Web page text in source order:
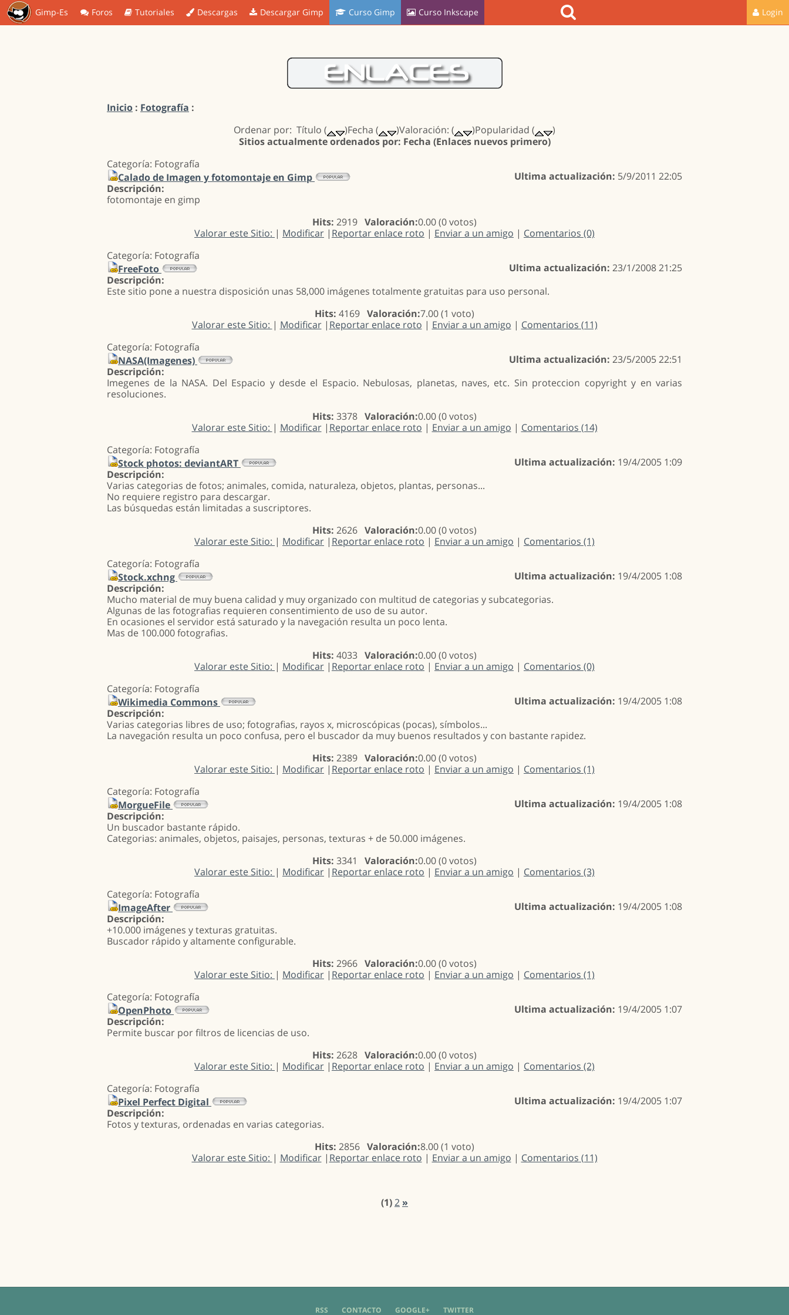
Gimp-Es Foros Tutoriales Descargas Descargar Gimp Curso Gimp Curso Inkscape Login
Inicio : Fotografía :
Ordenar por: Título (
)Fecha ( )Valoración: ( )Popularidad (
)
Sitios actualmente ordenados por: Fecha (Enlaces nuevos primero)
Categoría: Fotografía
Calado de Imagen y fotomontaje en Gimp
Ultima actualización: 5/9/2011 22:05
Descripción:
fotomontaje en gimp
Hits: 2919 Valoración:0.00 (0 votos)
Valorar este Sitio: | Modificar | Reportar enlace roto | Enviar a un amigo | Comentarios (0)
Categoría: Fotografía
FreeFoto
Ultima actualización: 23/1/2008 21:25
Descripción:
Este sitio pone a nuestra disposición unas 58,000 imágenes totalmente gratuitas para uso personal.
Hits: 4169 Valoración:7.00 (1 voto)
Valorar este Sitio: | Modificar| Reportar enlace roto | Enviar a un amigo | Comentarios (11)
Categoría: Fotografía
NASA(Imagenes)
Ultima actualización: 23/5/2005 22:51
Descripción:
Imegenes de la NASA. Del Espacio y desde el Espacio. Nebulosas, planetas, naves, etc. Sin proteccion copyright y en varias
resoluciones.
Hits: 3378 Valoración:0.00 (0 votos)
Valorar este Sitio: | Modificar| Reportar enlace roto | Enviar a un amigo | Comentarios (14)
Categoría: Fotografía
Stock photos: deviantART
Ultima actualización: 19/4/2005 1:09
Descripción:
Varias categorias de fotos; animales, comida, naturaleza, objetos, plantas, personas...
No requiere registro para descargar.
Las búsquedas están limitadas a suscriptores.
Hits: 2626 Valoración:0.00 (0 votos)
Valorar este Sitio: | Modificar | Reportar enlace roto | Enviar a un amigo | Comentarios (1)
Categoría: Fotografía
Stock.xchng
Ultima actualización: 19/4/2005 1:08
Descripción:
Mucho material de muy buena calidad y muy organizado con multitud de categorias y subcategorias.
Algunas de las fotografias requieren consentimiento de uso de su autor.
En ocasiones el servidor está saturado y la navegación resulta un poco lenta.
Mas de 100.000 fotografias.
Hits: 4033 Valoración:0.00 (0 votos)
Valorar este Sitio: | Modificar | Reportar enlace roto | Enviar a un amigo | Comentarios (0)
Categoría: Fotografía
Wikimedia Commons
Ultima actualización: 19/4/2005 1:08
Descripción:
Varias categorias libres de uso; fotografias, rayos x, microscópicas (pocas), símbolos...
La navegación resulta un poco confusa, pero el buscador da muy buenos resultados y con bastante rapidez.
Hits: 2389 Valoración:0.00 (0 votos)
Valorar este Sitio: | Modificar | Reportar enlace roto | Enviar a un amigo | Comentarios (1)
Categoría: Fotografía
MorgueFile
Ultima actualización: 19/4/2005 1:08
Descripción:
Un buscador bastante rápido.
Categorias: animales, objetos, paisajes, personas, texturas + de 50.000 imágenes.
Hits: 3341 Valoración:0.00 (0 votos)
Valorar este Sitio: | Modificar | Reportar enlace roto | Enviar a un amigo | Comentarios (3)
Categoría: Fotografía
ImageAfter
Ultima actualización: 19/4/2005 1:08
Descripción:
+10.000 imágenes y texturas gratuitas.
Buscador rápido y altamente configurable.
Hits: 2966 Valoración:0.00 (0 votos)
Valorar este Sitio: | Modificar | Reportar enlace roto | Enviar a un amigo | Comentarios (1)
Categoría: Fotografía
OpenPhoto
Ultima actualización: 19/4/2005 1:07
Descripción:
Permite buscar por filtros de licencias de uso.
Hits: 2628 Valoración:0.00 (0 votos)
Valorar este Sitio: | Modificar | Reportar enlace roto | Enviar a un amigo | Comentarios (2)
Categoría: Fotografía
Pixel Perfect Digital
Ultima actualización: 19/4/2005 1:07
Descripción:
Fotos y texturas, ordenadas en varias categorias.
Hits: 2856 Valoración:8.00 (1 voto)
Valorar este Sitio: | Modificar| Reportar enlace roto | Enviar a un amigo | Comentarios (11)
(1)2 »
RSS CONTACTO GOOGLE+ TWITTER